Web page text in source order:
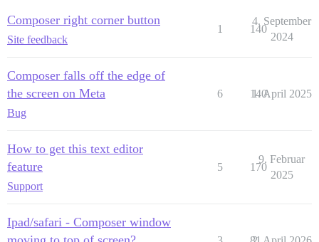
Composer right corner button
Site feedback
1 140
4. September
2024
Composer falls off the edge of
the screen on Meta
Bug
6 140
1. April 2025
How to get this text editor
feature
Support
5 170
9. Februar
2025
Ipad/safari - Composer window